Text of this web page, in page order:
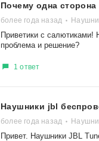
Почему одна
более года назад
Приветики с салютиками!
проблема и решение?
1 ответ
Наушники jbl
более года назад
Привет. Наушники JBL